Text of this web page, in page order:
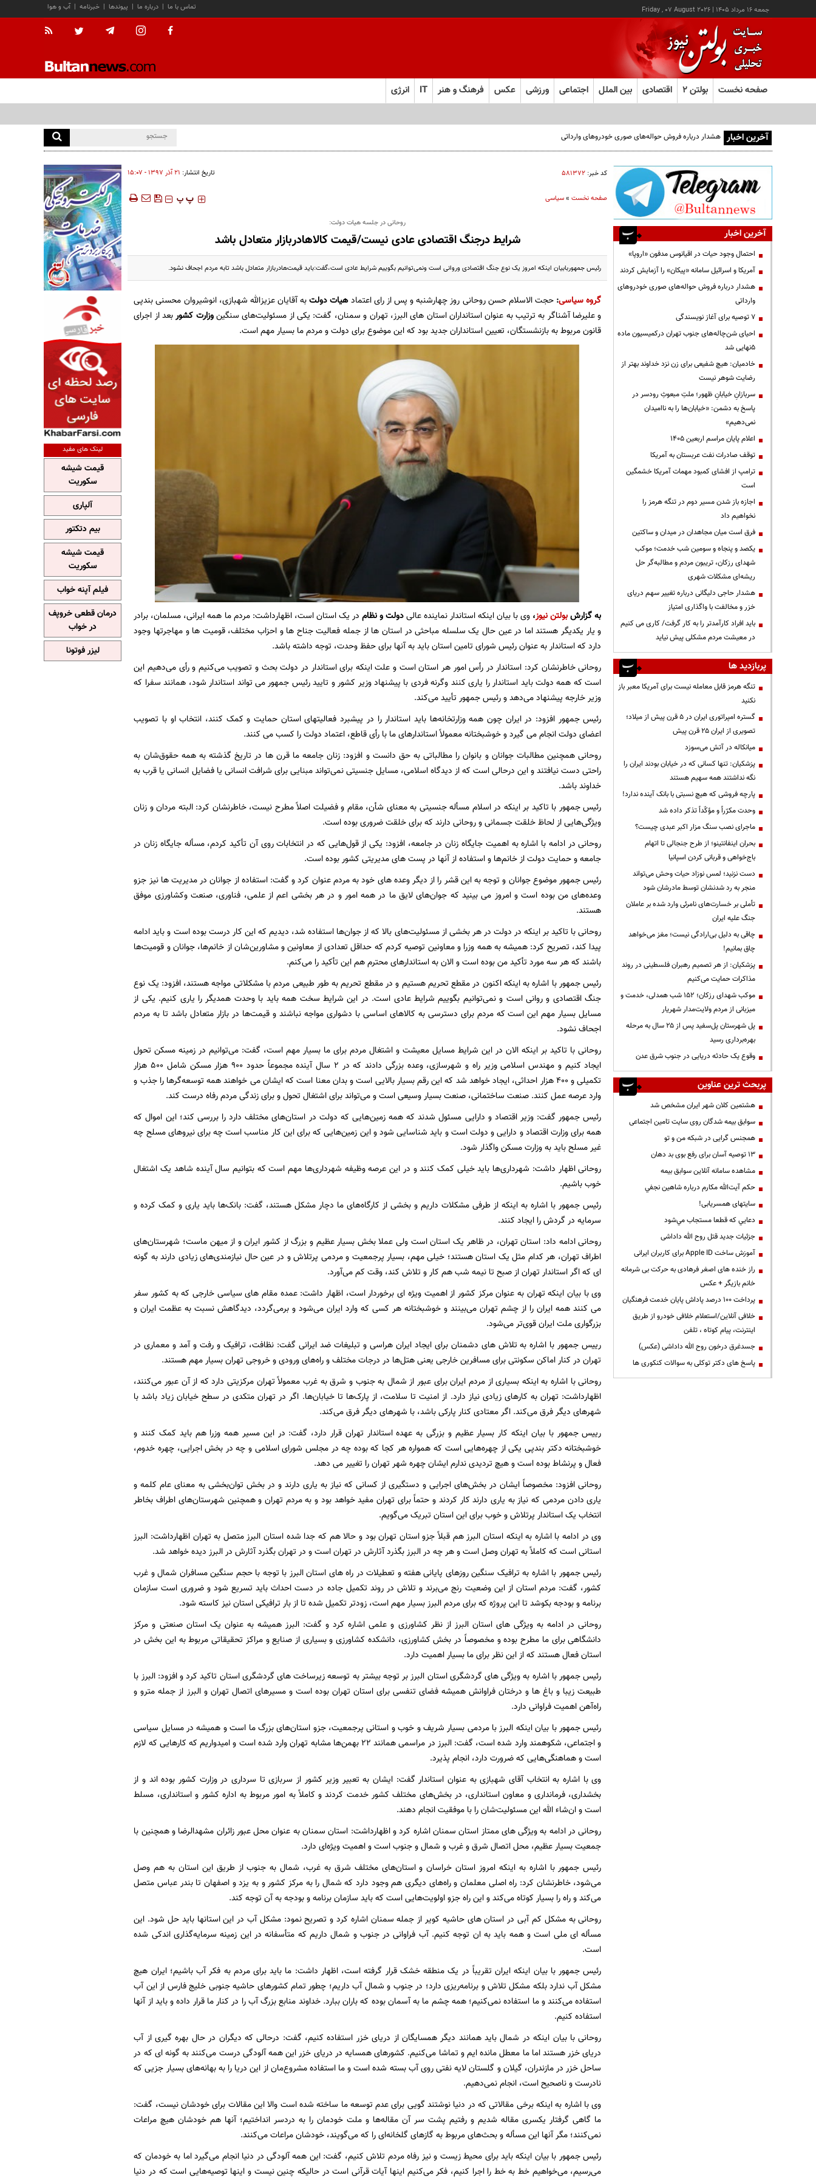
جمعه ۱۶ مرداد ۱۴۰۵ |
Friday , 07 August 2026 آب و هوا | خبرنامه | پیوندها | درباره ما | تماس با ما
صفحه نخست بولتن ۲ اقتصادی بین الملل اجتماعی ورزشی عکس فرهنگ و هنر IT انرژی
آخرین اخبار هشدار درباره فروش حواله‌های صوری خودروهای وارداتی
کد خبر: ۵۸۱۳۷۲ تاریخ انتشار: ۲۱ آذر ۱۳۹۷ - ۱۵:۰۷
صفحه نخست»سیاسی ‍‍‍ پ پ
روحانی در جلسه هیات دولت:
شرایط درجنگ اقتصادی عادی نیست/قیمت کالاهادربازار متعادل باشد
رئیس جمهوربابیان اینکه امروز یک نوع جنگ اقتصادی وروانی است ونمی‌توانیم بگوییم شرایط عادی است،گفت:باید قیمت‌هادربازار متعادل باشد تابه مردم اجحاف نشود.
گروه سیاسی: حجت الاسلام حسن روحانی روز چهارشنبه و پس از رای اعتمادهیات دولتبه آقایان عزیزالله شهبازی، انوشیروان محسنی بندپی
و علیرضا آشناگر به ترتیب به عنوان استانداران استان های البرز، تهران و سمنان، گفت: یکی از مسئولیت‌های سنگینوزارت کشوربعد از اجرای
قانون مربوط به بازنشستگان، تعیین استانداران جدید بود که این موضوع برای دولت و مردم ما بسیار مهم است.
به گزارشبولتن نیوز، وی با بیان اینکه استاندار نماینده عالیدولت و نظام در یک استان است، اظهارداشت: مردم ما همه ایرانی، مسلمان، برادر
و یار یکدیگر هستند اما در عین حال یک سلسله مباحثی در استان ها از جمله فعالیت جناح ها و احزاب مختلف، قومیت ها و مهاجرتها وجود
دارد که استاندار به عنوان رئیس شورای تامین استان باید به آنها برای حفظ وحدت، توجه داشته باشد.
روحانی خاطرنشان کرد: استاندار در رأس امور هر استان است و علت اینکه برای استاندار در دولت بحث و تصویب می‌کنیم و رأی می‌دهیم این
است که همه دولت باید استاندار را یاری کنند وگرنه فردی با پیشنهاد وزیر کشور و تایید رئیس جمهور می تواند استاندار شود، همانند سفرا که
وزیر خارجه پیشنهاد می‌دهد و رئیس جمهور تأیید می‌کند.
رئیس جمهور افزود: در ایران چون همه وزارتخانه‌ها باید استاندار را در پیشبرد فعالیتهای استان حمایت و کمک کنند، انتخاب او با تصویب
اعضای دولت انجام می گیرد و خوشبختانه معمولاً استاندارهای ما با رأی قاطع، اعتماد دولت را کسب می کنند.
روحانی همچنین مطالبات جوانان و بانوان را مطالباتی به حق دانست و افزود: زنان جامعه ما قرن ها در تاریخ گذشته به همه حقوق‌شان به
راحتی دست نیافتند و این درحالی است که از دیدگاه اسلامی، مسایل جنسیتی نمی‌تواند مبنایی برای شرافت انسانی یا فضایل انسانی یا قرب به
خداوند باشد.
رئیس جمهور با تاکید بر اینکه در اسلام مسأله جنسیتی به معنای شأن، مقام و فضیلت اصلاً مطرح نیست، خاطرنشان کرد: البته مردان و زنان
ویژگی‌هایی از لحاظ خلقت جسمانی و روحانی دارند که برای خلقت ضروری بوده است.
روحانی در ادامه با اشاره به اهمیت جایگاه زنان در جامعه، افزود: یکی از قول‌هایی که در انتخابات روی آن تأکید کردم، مسأله جایگاه زنان در
جامعه و حمایت دولت از خانم‌ها و استفاده از آنها در پست های مدیریتی کشور بوده است.
رئیس جمهور موضوع جوانان و توجه به این قشر را از دیگر وعده های خود به مردم عنوان کرد و گفت: استفاده از جوانان در مدیریت ها نیز جزو
وعده‌های من بوده است و امروز می بینید که جوان‌های لایق ما در همه امور و در هر بخشی اعم از علمی، فناوری، صنعت وکشاورزی موفق
هستند.
روحانی با تاکید بر اینکه در دولت در هر بخشی از مسئولیت‌های بالا که از جوان‌ها استفاده شد، دیدیم که این کار درست بوده است و باید ادامه
پیدا کند، تصریح کرد: همیشه به همه وزرا و معاونین توصیه کردم که حداقل تعدادی از معاونین و مشاورین‌شان از خانم‌ها، جوانان و قومیت‌ها
باشند که هر سه مورد تأکید من بوده است و الان به استاندارهای محترم هم این تأکید را می‌کنم.
رئیس جمهور با اشاره به اینکه اکنون در مقطع تحریم هستیم و در مقطع تحریم به طور طبیعی مردم با مشکلاتی مواجه هستند، افزود: یک نوع
جنگ اقتصادی و روانی است و نمی‌توانیم بگوییم شرایط عادی است. در این شرایط سخت همه باید با وحدت همدیگر را یاری کنیم. یکی از
مسایل بسیار مهم این است که مردم برای دسترسی به کالاهای اساسی با دشواری مواجه نباشند و قیمت‌ها در بازار متعادل باشد تا به مردم
اجحاف نشود.
روحانی با تاکید بر اینکه الان در این شرایط مسایل معیشت و اشتغال مردم برای ما بسیار مهم است، گفت: می‌توانیم در زمینه مسکن تحول
ایجاد کنیم و مهندس اسلامی وزیر راه و شهرسازی، وعده بزرگی دادند که در ۲ سال آینده مجموعاً حدود ۹۰۰ هزار مسکن شامل ۵۰۰ هزار
تکمیلی و ۴۰۰ هزار احداثی، ایجاد خواهد شد که این رقم بسیار بالایی است و بدان معنا است که ایشان می خواهند همه توسعه‌گرها را جذب و
وارد عرصه عمل کنند. صنعت ساختمانی، صنعت بسیار وسیعی است و می‌تواند برای اشتغال تحول و برای زندگی مردم رفاه درست کند.
رئیس جمهور گفت: وزیر اقتصاد و دارایی مسئول شدند که همه زمین‌هایی که دولت در استان‌های مختلف دارد را بررسی کند؛ این اموال که
همه برای وزارت اقتصاد و دارایی و دولت است و باید شناسایی شود و این زمین‌هایی که برای این کار مناسب است چه برای نیروهای مسلح چه
غیر مسلح باید به وزارت مسکن واگذار شود.
روحانی اظهار داشت: شهرداری‌ها باید خیلی کمک کنند و در این عرصه وظیفه شهرداری‌ها مهم است که بتوانیم سال آینده شاهد یک اشتغال
خوب باشیم.
رئیس جمهور با اشاره به اینکه از طرفی مشکلات داریم و بخشی از کارگاه‌های ما دچار مشکل هستند، گفت: بانک‌ها باید یاری و کمک کرده و
سرمایه در گردش را ایجاد کنند.
روحانی ادامه داد: استان تهران، در ظاهر یک استان است ولی عملا بخش بسیار عظیم و بزرگ از کشور ایران و از میهن ماست؛ شهرستان‌های
اطراف تهران، هر کدام مثل یک استان هستند؛ خیلی مهم، بسیار پرجمعیت و مردمی پرتلاش و در عین حال نیازمندی‌های زیادی دارند به گونه
ای که اگر استاندار تهران از صبح تا نیمه شب هم کار و تلاش کند، وقت کم می‌آورد.
وی با بیان اینکه تهران به عنوان مرکز کشور از اهمیت ویژه ای برخوردار است، اظهار داشت: عمده مقام های سیاسی خارجی که به کشور سفر
می کنند همه ایران را از چشم تهران می‌بینند و خوشبختانه هر کسی که وارد ایران می‌شود و برمی‌گردد، دیدگاهش نسبت به عظمت ایران و
بزرگواری ملت ایران قوی‌تر می‌شود.
رییس جمهور با اشاره به تلاش های دشمنان برای ایجاد ایران هراسی و تبلیغات ضد ایرانی گفت: نظافت، ترافیک و رفت و آمد و معماری در
تهران در کنار اماکن سکونتی برای مسافرین خارجی یعنی هتل‌ها در درجات مختلف و راه‌های ورودی و خروجی تهران بسیار مهم هستند.
روحانی با اشاره به اینکه بسیاری از مردم ایران برای عبور از شمال به جنوب و شرق به غرب معمولاً تهران مرکزیتی دارد که از آن عبور می‌کنند،
اظهارداشت: تهران به کارهای زیادی نیاز دارد. از امنیت تا سلامت، از پارک‌ها تا خیابان‌ها. اگر در تهران متکدی در سطح خیابان زیاد باشد با
شهرهای دیگر فرق می‌کند. اگر معتادی کنار پارکی باشد، با شهرهای دیگر فرق می‌کند.
رییس جمهور با بیان اینکه کار بسیار عظیم و بزرگی به عهده استاندار تهران قرار دارد، گفت: در این مسیر همه وزرا هم باید کمک کنند و
خوشبختانه دکتر بندپی یکی از چهره‌هایی است که همواره هر کجا که بوده چه در مجلس شورای اسلامی و چه در بخش اجرایی، چهره خدوم،
فعال و پرنشاط بوده است و هیچ تردیدی ندارم ایشان چهره شهر تهران را تغییر می دهد.
روحانی افزود: مخصوصاً ایشان در بخش‌های اجرایی و دستگیری از کسانی که نیاز به یاری دارند و در بخش توان‌بخشی به معنای عام کلمه و
یاری دادن مردمی که نیاز به یاری دارند کار کردند و حتماً برای تهران مفید خواهد بود و به مردم تهران و همچنین شهرستان‌های اطراف بخاطر
انتخاب یک استاندار پرتلاش و خوب برای این استان تبریک می‌گویم.
وی در ادامه با اشاره به اینکه استان البرز هم قبلاً جزو استان تهران بود و حالا هم که جدا شده استان البرز متصل به تهران اظهارداشت: البرز
استانی است که کاملاً به تهران وصل است و هر چه در البرز بگذرد آثارش در تهران است و در تهران بگذرد آثارش در البرز دیده خواهد شد.
رئیس جمهور با اشاره به ترافیک سنگین روزهای پایانی هفته و تعطیلات در راه های استان البرز با توجه با حجم سنگین مسافران شمال و غرب
کشور، گفت: مردم استان از این وضعیت رنج می‌برند و تلاش در روند تکمیل جاده در دست احداث باید تسریع شود و ضروری است سازمان
برنامه و بودجه بکوشد تا این پروژه که برای مردم البرز بسیار مهم است، زودتر تکمیل شده تا از بار ترافیکی استان نیز کاسته شود.
روحانی در ادامه به ویژگی های استان البرز از نظر کشاورزی و علمی اشاره کرد و گفت: البرز همیشه به عنوان یک استان صنعتی و مرکز
دانشگاهی برای ما مطرح بوده و مخصوصاً در بخش کشاورزی، دانشکده کشاورزی و بسیاری از صنایع و مراکز تحقیقاتی مربوط به این بخش در
استان فعال هستند که از این نظر برای ما بسیار اهمیت دارد.
رئیس جمهور با اشاره به ویژگی های گردشگری استان البرز بر توجه بیشتر به توسعه زیرساخت های گردشگری استان تاکید کرد و افزود: البرز با
طبیعت زیبا و باغ ها و درختان فراوانش همیشه فضای تنفسی برای استان تهران بوده است و مسیرهای اتصال تهران و البرز از جمله مترو و
راه‌آهن اهمیت فراوانی دارد.
رئیس جمهور با بیان اینکه البرز با مردمی بسیار شریف و خوب و استانی پرجمعیت، جزو استان‌های بزرگ ما است و همیشه در مسایل سیاسی
و اجتماعی، شکوهمند وارد شده است، گفت: البرز در مراسمی همانند ۲۲ بهمن‌ها مشابه تهران وارد شده است و امیدواریم که کارهایی که لازم
است و هماهنگی‌هایی که ضرورت دارد، انجام پذیرد.
وی با اشاره به انتخاب آقای شهبازی به عنوان استاندار گفت: ایشان به تعبیر وزیر کشور از سربازی تا سرداری در وزارت کشور بوده اند و از
بخشداری، فرمانداری و معاون استانداری، در بخش‌های مختلف کشور خدمت کردند و کاملاً به امور مربوط به اداره کشور و استانداری، مسلط
است و ان‌شاء الله این مسئولیت‌شان را با موفقیت انجام دهند.
روحانی در ادامه به ویژگی های ممتاز استان سمنان اشاره کرد و اظهارداشت: استان سمنان به عنوان محل عبور زائران مشهدالرضا و همچنین با
جمعیت بسیار عظیم، محل اتصال شرق و غرب و شمال و جنوب است و اهمیت ویژه‌ای دارد.
رئیس جمهور با اشاره به اینکه امروز استان خراسان و استان‌های مختلف شرق به غرب، شمال به جنوب از طریق این استان به هم وصل
می‌شود، خاطرنشان کرد: راه اصلی معلمان و راه‌های دیگری هم وجود دارد که شمال را به مرکز کشور و به یزد و اصفهان تا بندر عباس متصل
می‌کند و راه را بسیار کوتاه می‌کند و این راه جزو اولویت‌هایی است که باید سازمان برنامه و بودجه به آن توجه کند.
روحانی به مشکل کم آبی در استان های حاشیه کویر از جمله سمنان اشاره کرد و تصریح نمود: مشکل آب در این استانها باید حل شود. این
‌مسأله ای ملی است و همه باید به ان توجه کنیم. آب فراوانی در جنوب و شمال داریم که متأسفانه در این زمینه سرمایه‌گذاری اندکی شده
است.
رئیس جمهور با بیان اینکه ایران تقریباً در یک منطقه خشک قرار گرفته است، اظهار داشت: ما باید برای مردم به فکر آب باشیم؛ ایران هیچ
مشکل آب ندارد بلکه مشکل تلاش و برنامه‌ریزی دارد؛ در جنوب و شمال آب داریم؛ چطور تمام کشورهای حاشیه جنوبی خلیج فارس از این آب
استفاده می‌کنند و ما استفاده نمی‌کنیم؛ همه چشم ما به آسمان بوده که باران ببارد. خداوند منابع بزرگ آب را در کنار ما قرار داده و باید از آنها
استفاده کنیم.
روحانی با بیان اینکه در شمال باید همانند دیگر همسایگان از دریای خزر استفاده کنیم، گفت: درحالی که دیگران در حال بهره گیری از آب
دریای خزر هستند اما ما معطل مانده ایم و تماشا می‌کنیم. کشورهای همسایه در دریای خزر این همه آلودگی درست می‌کنند به گونه ای که در
ساحل خزر در مازندران، گیلان و گلستان لایه نفتی روی آب بسته شده است و ما استفاده مشروع‌مان از این دریا را به بهانه‌های بسیار جزیی که
نادرست و ناصحیح است، انجام نمی‌دهیم.
وی با اشاره به اینکه برخی مقالاتی که در دنیا نوشتند گویی برای عدم توسعه ما ساخته شده است والا این مقالات برای خودشان نیست، گفت:
ما گاهی گرفتار یکسری مقاله شدیم و رفتیم پشت سر آن مقاله‌ها و ملت خودمان را به دردسر انداختیم؛ آنها هم خودشان هیچ مراعات
نمی‌کنند؛ مگر آنها این مسأله و بحث‌های مربوط به گازهای گلخانه‌ای را که می‌گویند، خودشان مراعات می‌کنند.
رئیس جمهور با بیان اینکه باید برای محیط زیست و نیز رفاه مردم تلاش کنیم، گفت: این همه آلودگی در دنیا انجام می‌گیرد اما به خودمان که
می‌رسیم، می‌خواهیم خط به خط را اجرا کنیم، فکر می‌کنیم اینها آیات قرآنی است در حالیکه چنین نیست و اینها توصیه‌هایی است که در دنیا
آخرین اخبار
احتمال وجود حیات در اقیانوس مدفون «اروپا»
آمریکا و اسرائیل سامانه «پیکان» را آزمایش کردند
هشدار درباره فروش حواله‌های صوری خودروهای
وارداتی
۷ توصیه برای آغاز نویسندگی
احیای شن‌چاله‌های جنوب تهران درکمیسیون ماده
۵نهایی شد
خادمیان: هیچ شفیعی برای زن نزد خداوند بهتر از
رضایت شوهر نیست
سربازانِ خیابانِ ظهور؛ ملتِ مبعوثِ رودسر در
پاسخ به دشمن: «خیابان‌ها را به ناامیدان
نمی‌دهیم»
اعلام پایان مراسم اربعین ۱۴۰۵
توقف صادرات نفت عربستان به آمریکا
ترامپ از افشای کمبود مهمات آمریکا خشمگین
است
اجازه باز شدن مسیر دوم در تنگه هرمز را
نخواهیم داد
فرق است میان مجاهدان در میدان و ساکتین
یکصد و پنجاه و سومین شب خدمت؛ موکب
شهدای رزکان، تریبون مردم و مطالبه‌گر حل
ریشه‌ای مشکلات شهری
هشدار حاجی دلیگانی درباره تغییر سهم دریای
خزر و مخالفت با واگذاری امتیاز
باید افراد کارآمدتر را به کار گرفت/ کاری می کنیم
در معیشت مردم مشکلی پیش نیاید
پربازدید ها
تنگه هرمز قابل معامله نیست برای آمریکا معبر باز
نکنید
گستره امپراتوری ایران در ۵ قرن پیش از میلاد؛
تصویری از ایران ۲۵ قرن پیش
میانکاله در آتش می‌سوزد
پزشکیان: تنها کسانی که در خیابان بودند ایران را
نگه نداشتند همه سهیم هستند
پارچه فروشی که هیچ نسبتی با بانک آینده ندارد!
وحدت مکرّراً و مؤکّداً تذکر داده شد
ماجرای نصب سنگ مزار اکبر عبدی چیست؟
بحران اینفانتینو؛ از طرح جنجالی تا اتهام
باج‌خواهی و قربانی کردن اسپانیا
دست نزنید؛ لمس نوزاد حیات وحش می‌تواند
منجر به رد شدنشان توسط مادرشان شود
تأملی بر خسارت‌های نامرئی وارد شده بر عاملان
جنگ علیه ایران
چاقی به دلیل بی‌ارادگی نیست؛ مغز می‌خواهد
چاق بمانیم!
پزشکیان: از هر تصمیم رهبران فلسطینی در روند
مذاکرات حمایت می‌کنیم
موکب شهدای رزکان؛ ۱۵۲ شب همدلی، خدمت و
میزبانی از مردم ولایت‌مدار شهریار
پل شهرستان پل‌سفید پس از ۲۵ سال به مرحله
بهره‌برداری رسید
وقوع یک حادثه دریایی در جنوب شرق عدن
پربحث ترین عناوین
هشتمین کلان شهر ایران مشخص شد
سوابق بیمه شدگان روی سایت تامین اجتماعی
همجنس گرایی در شبکه من و تو
13 توصیه آسان برای رفع بوی بد دهان
مشاهده سامانه آنلاين سوابق بیمه
حكم آيت‌الله مكارم درباره شاهين نجفي
سایتهای همسریابی!
دعايي كه قطعا مستجاب مي‌شود
جزئیات جدید قتل روح الله داداشی
آموزش ساخت Apple ID برای کاربران ایرانی
راز خنده های اصغر فرهادی به حرکت بی شرمانه
خانم بازیگر + عکس
پرداخت ۱۰۰ درصد پاداش پایان خدمت فرهنگیان
خلافی آنلاین/استعلام خلافی خودرو از طریق
اینترنت، پیام کوتاه ، تلفن
جسدغرق درخون روح الله داداشی (عکس)
پاسخ های دکتر توکلی به سوالات کنکوری ها
لینک های مفید
قیمت شیشه
سکوریت
آلپاری
بیم دتکتور
قیمت شیشه
سکوریت
فیلم آپنه خواب
درمان قطعی خروپف
در خواب
لیزر فوتونا